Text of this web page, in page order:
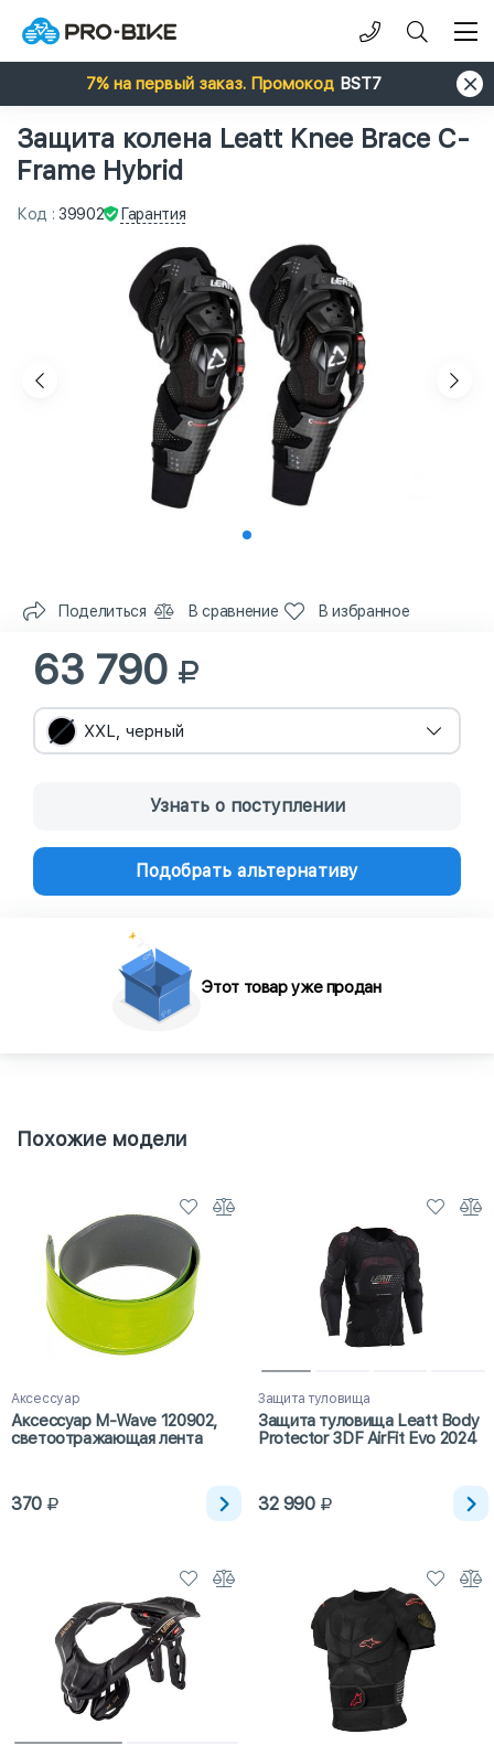
7% на первый заказ. Промокод BST7
Защита колена Leatt Knee Brace C-
Frame Hybrid
Код : 39902 Гарантия
Поделиться В сравнение В избранное
63 790
XXL, черный
Узнать о поступлении
Подобрать альтернативу
Этот товар уже продан
Похожие модели
Аксессуар
Аксессуар M-Wave 120902,
светоотражающая лента
370
Защита туловища
Защита туловища Leatt Body
Protector 3DF AirFit Evo 2024
32 990